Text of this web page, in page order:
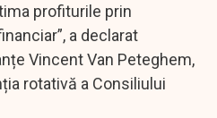
profiturile prin
a declarat
Vincent Van Peteghem,
rotativă a Consiliului